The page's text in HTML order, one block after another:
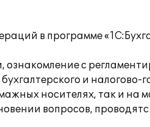
в программе
с
и налогово-
носителях, так и на
вопросов,